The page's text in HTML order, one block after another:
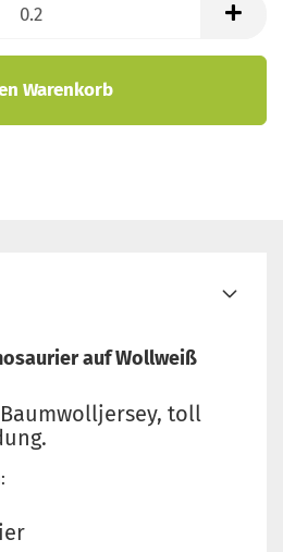
Warenkorb
auf Wollweiß
toll